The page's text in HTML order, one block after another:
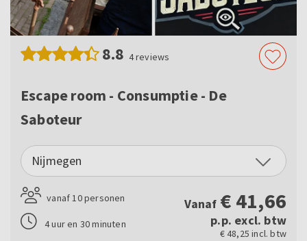
8.8 4reviews
Escape room - Consumptie - De
Saboteur
Nijmegen
vanaf 10 personen
4 uur en 30 minuten
Vanaf € 41,66
p.p. excl. btw
€ 48,25 incl. btw